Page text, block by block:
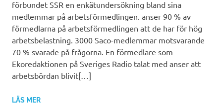
förbundet SSR en enkätundersökning bland sina
medlemmar på arbetsförmedlingen. anser 90 % av
förmedlarna på arbetsförmedlingen att de har för hög
arbetsbelastning. 3000 Saco-medlemmar motsvarande
70 % svarade på frågorna. En förmedlare som
Ekoredaktionen på Sveriges Radio talat med anser att
arbetsbördan blivit[…]
LÄS MER